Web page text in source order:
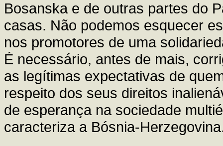
Bosanska e de outras partes do
casas. Não podemos esquecer
nos promotores de uma
É necessário, antes de mais,
as legítimas expectativas de
respeito dos seus direitos
de esperança na sociedade
caracteriza a Bósnia-